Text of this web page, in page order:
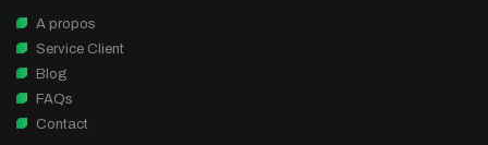
A propos
Service Client
Blog
FAQs
Contact